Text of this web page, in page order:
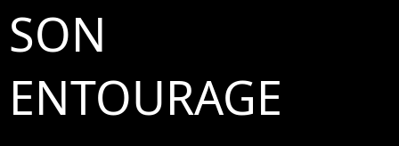
SON
ENTOURAGE